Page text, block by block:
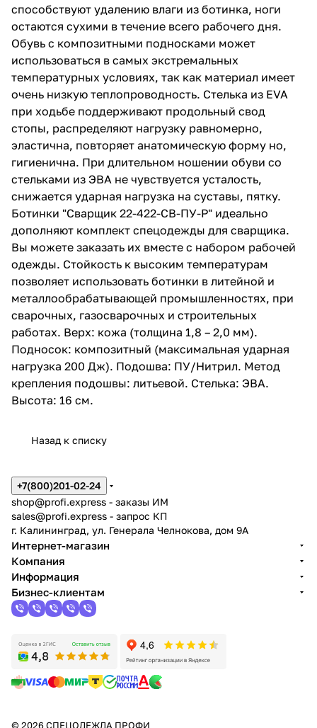
способствуют удалению влаги из ботинка, ноги
остаются сухими в течение всего рабочего дня.
Обувь с композитными подносками может
использоваться в самых экстремальных
температурных условиях, так как материал имеет
очень низкую теплопроводность. Стелька из EVA
при ходьбе поддерживают продольный свод
стопы, распределяют нагрузку равномерно,
эластична, повторяет анатомическую форму но,
гигиенична. При длительном ношении обуви со
стельками из ЭВА не чувствуется усталость,
снижается ударная нагрузка на суставы, пятку.
Ботинки "Сварщик 22-422-СВ-ПУ-Р" идеально
дополняют комплект спецодежды для сварщика.
Вы можете заказать их вместе с набором рабочей
одежды. Стойкость к высоким температурам
позволяет использовать ботинки в литейной и
металлообрабатывающей промышленностях, при
сварочных, газосварочных и строительных
работах. Верх: кожа (толщина 1,8 – 2,0 мм).
Подносок: композитный (максимальная ударная
нагрузка 200 Дж). Подошва: ПУ/Нитрил. Метод
крепления подошвы: литьевой. Стелька: ЭВА.
Высота: 16 см.
Назад к списку
+7(800)201-02-24
shop@profi.express - заказы ИМ
sales@profi.express - запрос КП
г. Калининград, ул. Генерала Челнокова, дом 9A
Интернет-магазин
Компания
Информация
Бизнес-клиентам
© 2026 СПЕЦОДЕЖДА ПРОФИ